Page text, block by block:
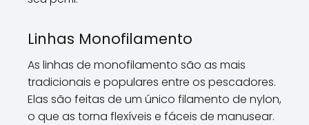
Linhas Monofilamento
As linhas de monofilamento são as mais
tradicionais e populares entre os pescadores.
Elas são feitas de um único filamento de nylon,
o que as torna flexíveis e fáceis de manusear.